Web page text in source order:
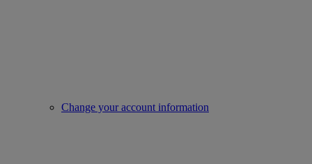
Change your account information